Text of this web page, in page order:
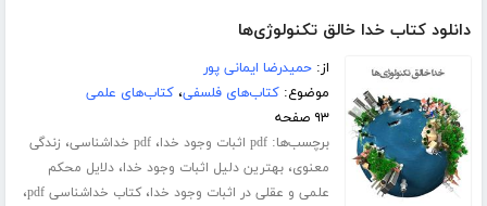
دانلود کتاب خدا خالق تکنولوژی‌ها
از:حمیدرضا ایمانی پور
موضوع:کتاب‌های فلسفی،کتاب‌های علمی
۹۳ صفحه
برچسب‌ها:pdf اثبات وجود خدا ،pdf خداشناسی ، زندگی
معنوی،بهترین دلیل اثبات وجود خدا،دلایل محکم
علمی و عقلی در اثبات وجود خدا،کتاب خداشناسی pdf ،